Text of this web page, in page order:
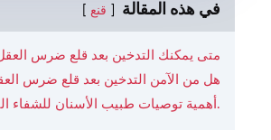
في هذه المقالة قنع
متى يمكنك التدخين بعد قلع ضرس العقل
هل من الآمن التدخين بعد قلع ضرس
أهمية توصيات طبيب الأسنان للشفاء الناجح بعد قلع ضرس العقل.